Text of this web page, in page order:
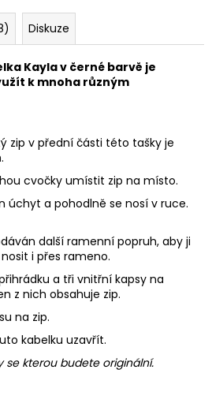
Diskuze
Kayla v černé barvě je
k mnoha různým
zip v přední části této tašky je
cvočky umístit zip na místo.
úchyt a pohodlně se nosí v ruce.
další ramenní popruh, aby ji
i přes rameno.
a tři vnitřní kapsy na
z nich obsahuje zip.
na zip.
kabelku uzavřít.
se kterou budete originální.